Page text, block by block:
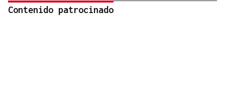
Contenido patrocinado